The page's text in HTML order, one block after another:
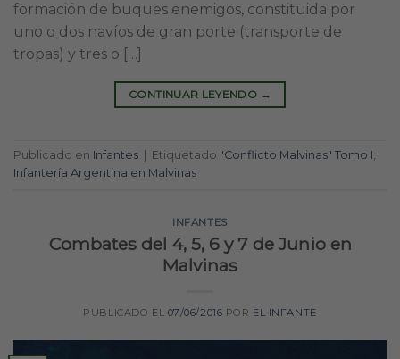
formación de buques enemigos, constituida por
uno o dos navíos de gran porte (transporte de
tropas) y tres o […]
CONTINUAR LEYENDO →
Publicado en Infantes Etiquetado "Conflicto Malvinas" Tomo I,
Infantería Argentina en Malvinas
INFANTES
Combates del 4, 5, 6 y 7 de Junio en
Malvinas
PUBLICADO EL 07/06/2016 POR EL INFANTE